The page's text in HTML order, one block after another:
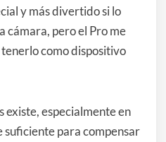
y más divertido si lo
cámara, pero el Pro me
como dispositivo
existe, especialmente en
suficiente para compensar